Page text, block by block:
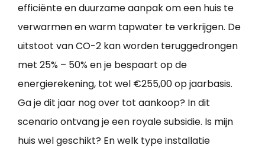
efficiënte en duurzame aanpak om een huis te
verwarmen en warm tapwater te verkrijgen. De
uitstoot van CO-2 kan worden teruggedrongen
met 25% – 50% en je bespaart op de
energierekening, tot wel €255,00 op jaarbasis.
Ga je dit jaar nog over tot aankoop? In dit
scenario ontvang je een royale subsidie. Is mijn
huis wel geschikt? En welk type installatie